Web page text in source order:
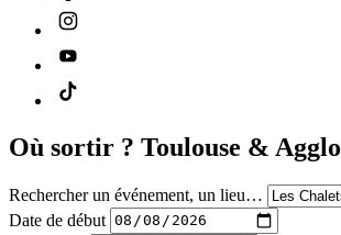
Où sortir ? Toulouse & Agglo
Rechercher un événement, un lieu…
Date de début